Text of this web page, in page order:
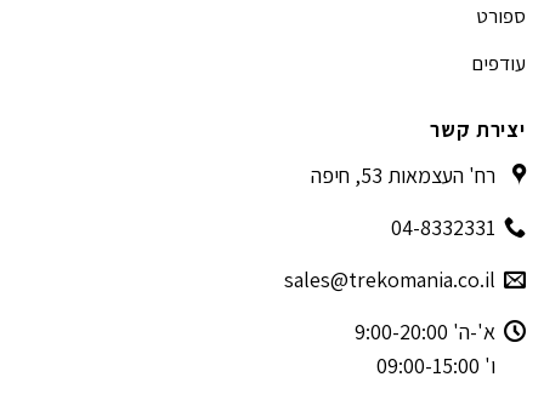
ספורט
עודפים
יצירת קשר
רח' העצמאות 53, חיפה
04-8332331
sales@trekomania.co.il
א'-ה' 9:00-20:00
ו' 09:00-15:00